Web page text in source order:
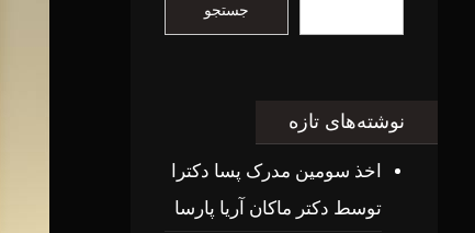
جستجو
نوشته‌های تازه
اخذ سومین مدرک پسا دکترا
توسط دکتر ماکان آریا پارسا